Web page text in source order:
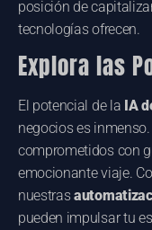
posición de
tecnologías ofrecen.
Explora las
El potencial de la IA
negocios es
comprometidos con
emocionante viaje.
nuestras
pueden impulsar tu